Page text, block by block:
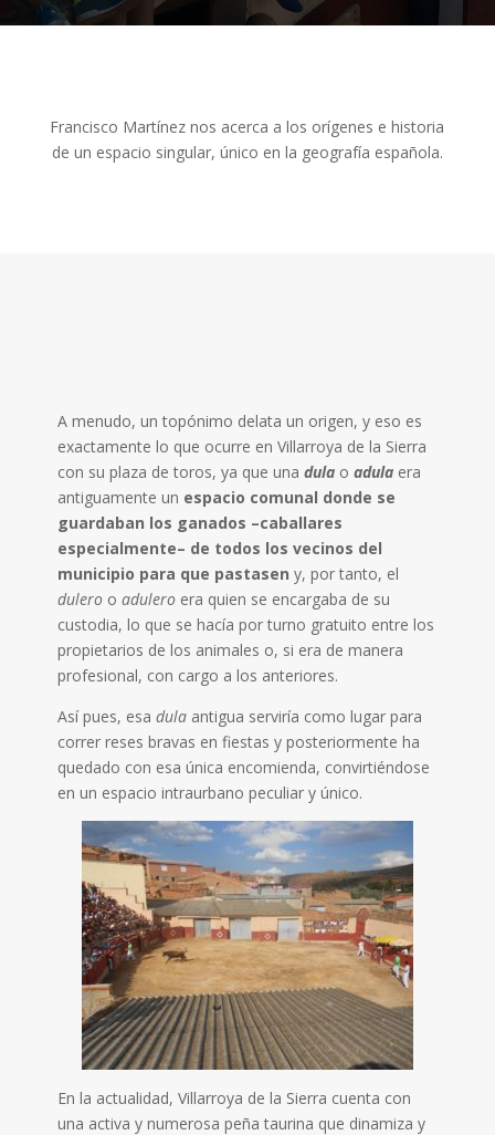
Francisco Martínez nos acerca a los orígenes e historia
de un espacio singular, único en la geografía española.
A menudo, un topónimo delata un origen, y eso es
exactamente lo que ocurre en Villarroya de la Sierra
con su plaza de toros, ya que una dulao adulaera
antiguamente un espacio comunal donde se
guardaban los ganados –caballares
especialmente– de todos los vecinos del
municipio para que pastasen y, por tanto, el
duleroo aduleroera quien se encargaba de su
custodia, lo que se hacía por turno gratuito entre los
propietarios de los animales o, si era de manera
profesional, con cargo a los anteriores.
Así pues, esa dulaantigua serviría como lugar para
correr reses bravas en fiestas y posteriormente ha
quedado con esa única encomienda, convirtiéndose
en un espacio intraurbano peculiar y único.
En la actualidad, Villarroya de la Sierra cuenta con
una activa y numerosa peña taurina que dinamiza y